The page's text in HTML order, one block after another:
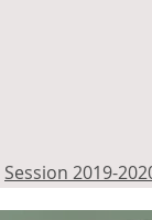
Session 2019-